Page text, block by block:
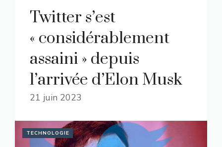
Twitter s’est
« considérablement
assaini » depuis
l’arrivée d’Elon Musk
21 juin 2023
TECHNOLOGIE